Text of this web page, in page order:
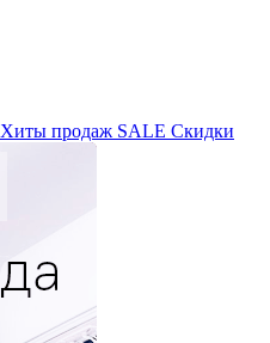
Хиты продаж SALE Скидки